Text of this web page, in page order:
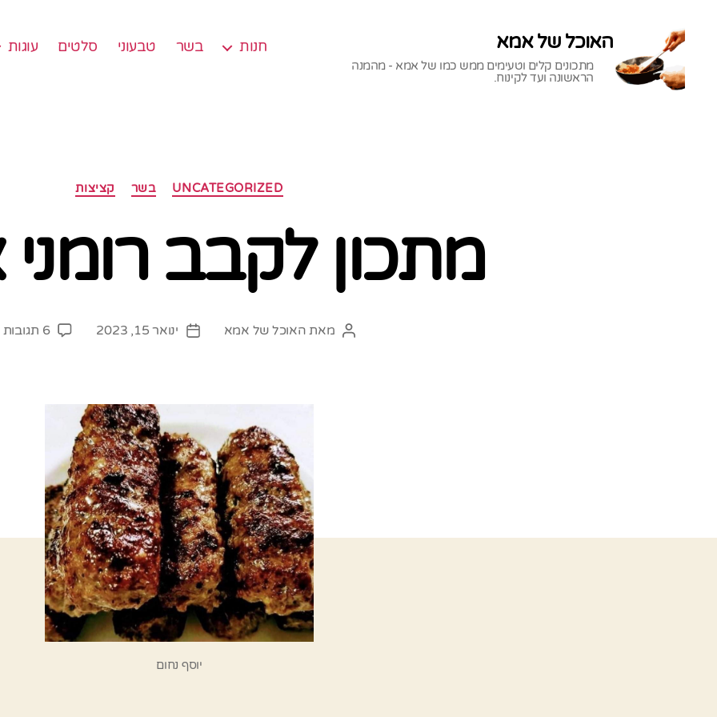
האוכל של אמא
מתכונים קלים וטעימים ממש כמו של אמא - מהמנה
הראשונה ועד לקינוח.
חנות בשר טבעוני סלטים עוגות
קטגוריותUNCATEGORIZED בשר קציצות
מתכון לקבב
המחבר
מאת האוכל של אמא
תאריך
ינואר 15, 2023 6 תגובות
יוסף נחום